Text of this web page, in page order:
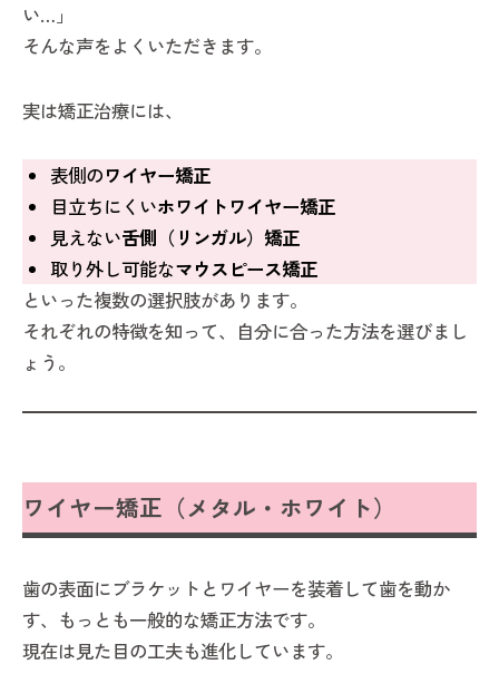
い…」
そんな声をよくいただきます。
実は矯正治療には、
表側のワイヤー矯正
目立ちにくいホワイトワイヤー矯正
見えない舌側（リンガル）矯正
取り外し可能なマウスピース矯正
といった複数の選択肢があります。
それぞれの特徴を知って、自分に合った方法を選びまし
ょう。
ワイヤー矯正（メタル・ホワイト）
歯の表面にブラケットとワイヤーを装着して歯を動か
す、もっとも一般的な矯正方法です。
現在は見た目の工夫も進化しています。